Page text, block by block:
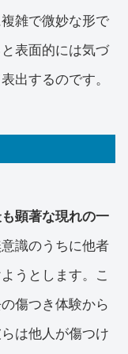
雑で微妙な形で
表面的には気づ
出するのです。
顕著な現れの一
識のうちに他者
うとします。こ
傷つき体験から
は他人が傷つけ